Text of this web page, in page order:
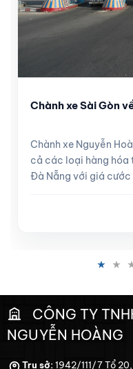
Chành xe Sài Gòn
Chành xe Nguyễn
cả các loại hàng hóa
Đà Nẵng với giá
CÔNG TY
NGUYỄN HOÀNG
Trụ sở:1942/111/7 Tổ